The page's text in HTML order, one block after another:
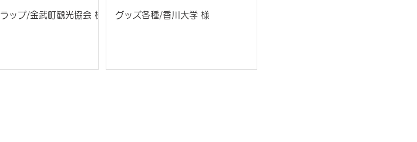
ップ/金武町観光協会 様 グッズ各種/香川大学 様